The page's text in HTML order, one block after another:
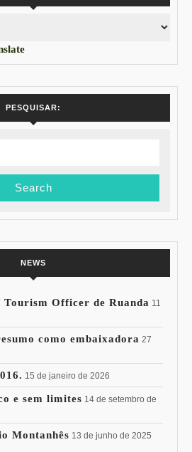
PESQUISAR:
NEWS
Officer de Ruanda 11
como embaixadora 27
15 de janeiro de 2026
e sem limites 14 de setembro de
Montanhês 13 de junho de 2025